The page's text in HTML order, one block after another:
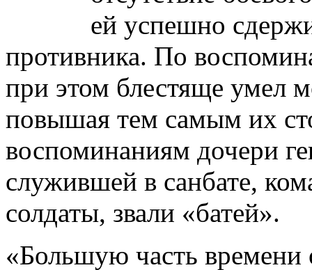
ей успешно
противника. По
при этом блестяще умел
повышая тем самым их
воспоминаниям дочери
служившей в санбате,
солдаты, звали «батей».
«Большую часть времени